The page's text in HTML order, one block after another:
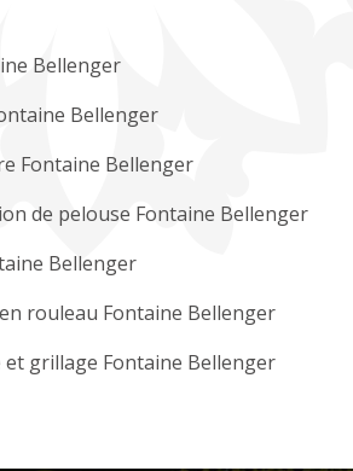
Bellenger
Bellenger
Fontaine Bellenger
de pelouse Fontaine Bellenger
Bellenger
rouleau Fontaine Bellenger
et grillage Fontaine Bellenger